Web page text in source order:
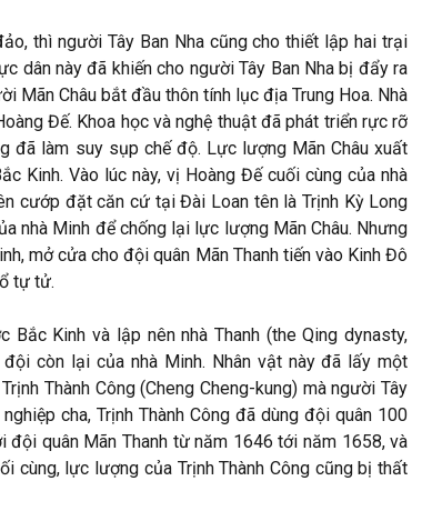
thì người Tây Ban Nha cũng cho thiết lập hai trại
dân này đã khiến cho người Tây Ban Nha bị đẩy ra
Mãn Châu bắt đầu thôn tính lục địa Trung Hoa. Nhà
Đế. Khoa học và nghệ thuật đã phát triển rực rỡ
đã làm suy sụp chế độ. Lực lượng Mãn Châu xuất
Kinh. Vào lúc này, vị Hoàng Đế cuối cùng của nhà
cướp đặt căn cứ tại Đài Loan tên là Trịnh Kỳ Long
nhà Minh để chống lại lực lượng Mãn Châu. Nhưng
mở cửa cho đội quân Mãn Thanh tiến vào Kinh Đô
tự tử.
Kinh và lập nên nhà Thanh (the Qing dynasty,
còn lại của nhà Minh. Nhân vật này đã lấy một
Thành Công (Cheng Cheng-kung) mà người Tây
cha, Trịnh Thành Công đã dùng đội quân 100
đội quân Mãn Thanh từ năm 1646 tới năm 1658, và
cùng, lực lượng của Trịnh Thành Công cũng bị thất